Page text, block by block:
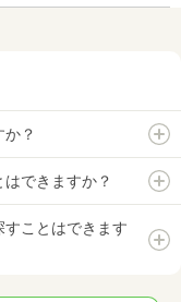
？
できますか？
ことはできます